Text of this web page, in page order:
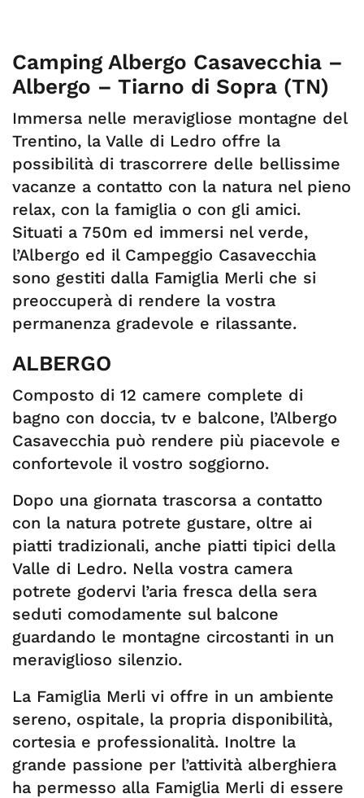
Camping Albergo Casavecchia –
Albergo – Tiarno di Sopra (TN)
Immersa nelle meravigliose montagne del
Trentino, la Valle di Ledro offre la
possibilità di trascorrere delle bellissime
vacanze a contatto con la natura nel pieno
relax, con la famiglia o con gli amici.
Situati a 750m ed immersi nel verde,
l’Albergo ed il Campeggio Casavecchia
sono gestiti dalla Famiglia Merli che si
preoccuperà di rendere la vostra
permanenza gradevole e rilassante.
ALBERGO
Composto di 12 camere complete di
bagno con doccia, tv e balcone, l’Albergo
Casavecchia può rendere più piacevole e
confortevole il vostro soggiorno.
Dopo una giornata trascorsa a contatto
con la natura potrete gustare, oltre ai
piatti tradizionali, anche piatti tipici della
Valle di Ledro. Nella vostra camera
potrete godervi l’aria fresca della sera
seduti comodamente sul balcone
guardando le montagne circostanti in un
meraviglioso silenzio.
La Famiglia Merli vi offre in un ambiente
sereno, ospitale, la propria disponibilità,
cortesia e professionalità. Inoltre la
grande passione per l’attività alberghiera
ha permesso alla Famiglia Merli di essere